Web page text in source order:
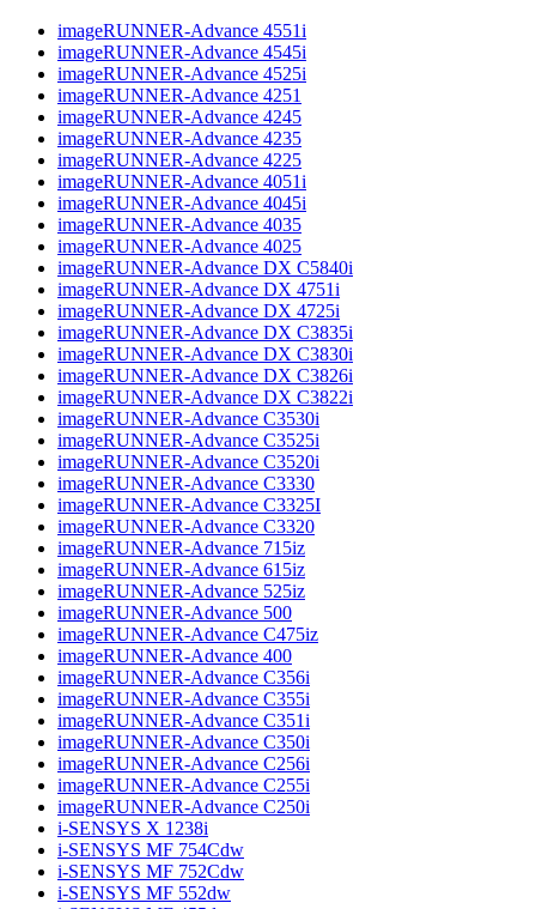
imageRUNNER-Advance 4551i
imageRUNNER-Advance 4545i
imageRUNNER-Advance 4525i
imageRUNNER-Advance 4251
imageRUNNER-Advance 4245
imageRUNNER-Advance 4235
imageRUNNER-Advance 4225
imageRUNNER-Advance 4051i
imageRUNNER-Advance 4045i
imageRUNNER-Advance 4035
imageRUNNER-Advance 4025
imageRUNNER-Advance DX C5840i
imageRUNNER-Advance DX 4751i
imageRUNNER-Advance DX 4725i
imageRUNNER-Advance DX C3835i
imageRUNNER-Advance DX C3830i
imageRUNNER-Advance DX C3826i
imageRUNNER-Advance DX C3822i
imageRUNNER-Advance C3530i
imageRUNNER-Advance C3525i
imageRUNNER-Advance C3520i
imageRUNNER-Advance C3330
imageRUNNER-Advance C3325I
imageRUNNER-Advance C3320
imageRUNNER-Advance 715iz
imageRUNNER-Advance 615iz
imageRUNNER-Advance 525iz
imageRUNNER-Advance 500
imageRUNNER-Advance C475iz
imageRUNNER-Advance 400
imageRUNNER-Advance C356i
imageRUNNER-Advance C355i
imageRUNNER-Advance C351i
imageRUNNER-Advance C350i
imageRUNNER-Advance C256i
imageRUNNER-Advance C255i
imageRUNNER-Advance C250i
i-SENSYS X 1238i
i-SENSYS MF 754Cdw
i-SENSYS MF 752Cdw
i-SENSYS MF 552dw